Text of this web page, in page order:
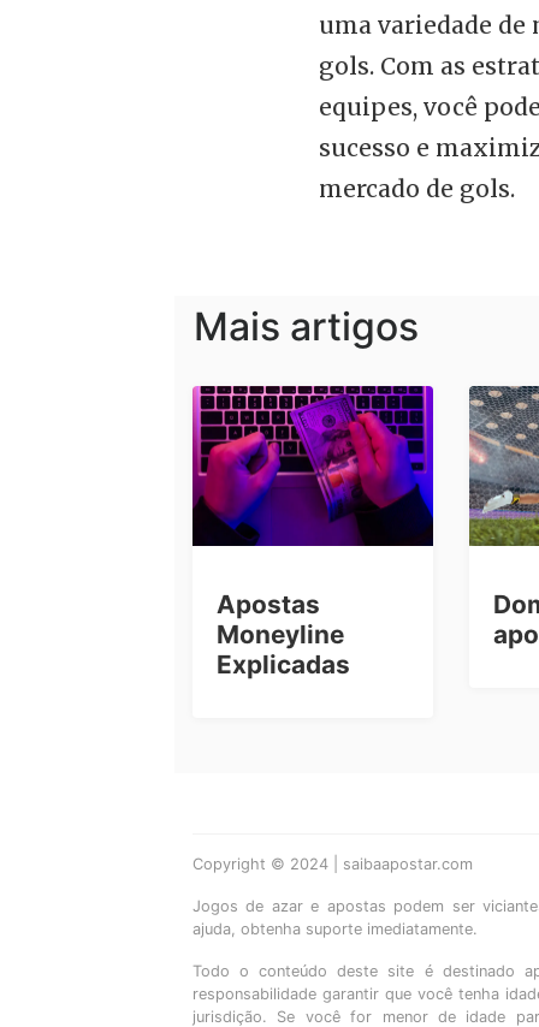
uma variedade de
gols. Com as
equipes, você
sucesso e
mercado de gols.
Mais artigos
Apostas
Moneyline
Explicadas
Copyright © 2024 | saibaapostar.com
Jogos de azar e apostas podem ser
ajuda, obtenha suporte imediatamente.
Todo o conteúdo deste site é destinado
responsabilidade garantir que você tenha
jurisdição. Se você for menor de idade